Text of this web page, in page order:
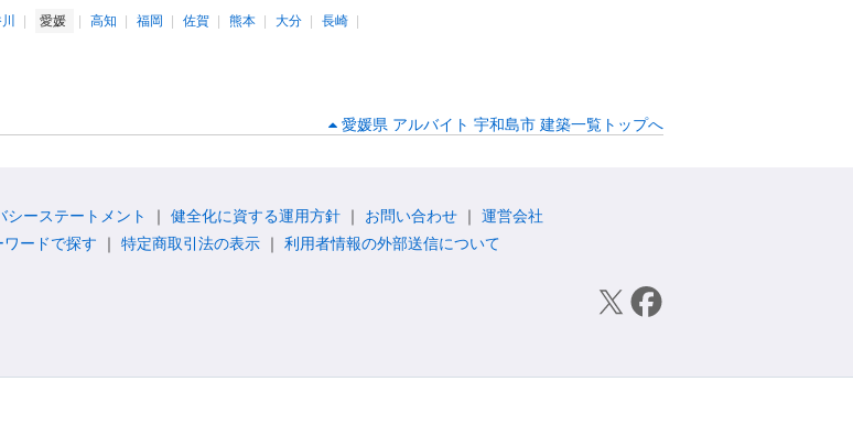
愛媛 高知 福岡 佐賀 熊本 大分
長崎
愛媛県 アルバイト 宇和島市 建築一覧トップへ
シーステートメント 健全化に資する運用方針 お問い合わせ
運営会社
ワードで探す 特定商取引法の表示 利用者情報の外部送信について